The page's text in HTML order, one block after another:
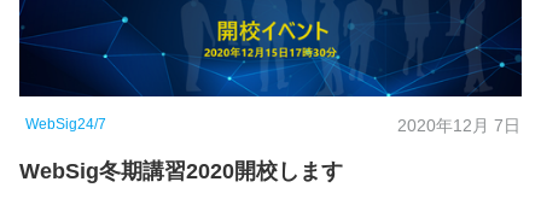
WebSig24/7 2020年12月 7日
WebSig冬期講習2020開校します